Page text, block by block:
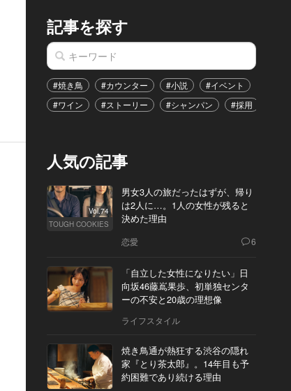
記事を探す
#焼き鳥 #カウンター #小説 #イベント
#ワイン
#ストーリー #シャンパン #採用
人気の記事
Vol.74
TOUGH COOKIES
男女3人の旅だったはずが、帰り
は2人に…。1人の女性が残ると
決めた理由
恋愛 6
「自立した女性になりたい」日
向坂46藤嶌果歩、初単独センタ
ーの不安と20歳の理想像
ライフスタイル
焼き鳥通が熱狂する渋谷の隠れ
家『とり茶太郎』。14年目も予
約困難であり続ける理由